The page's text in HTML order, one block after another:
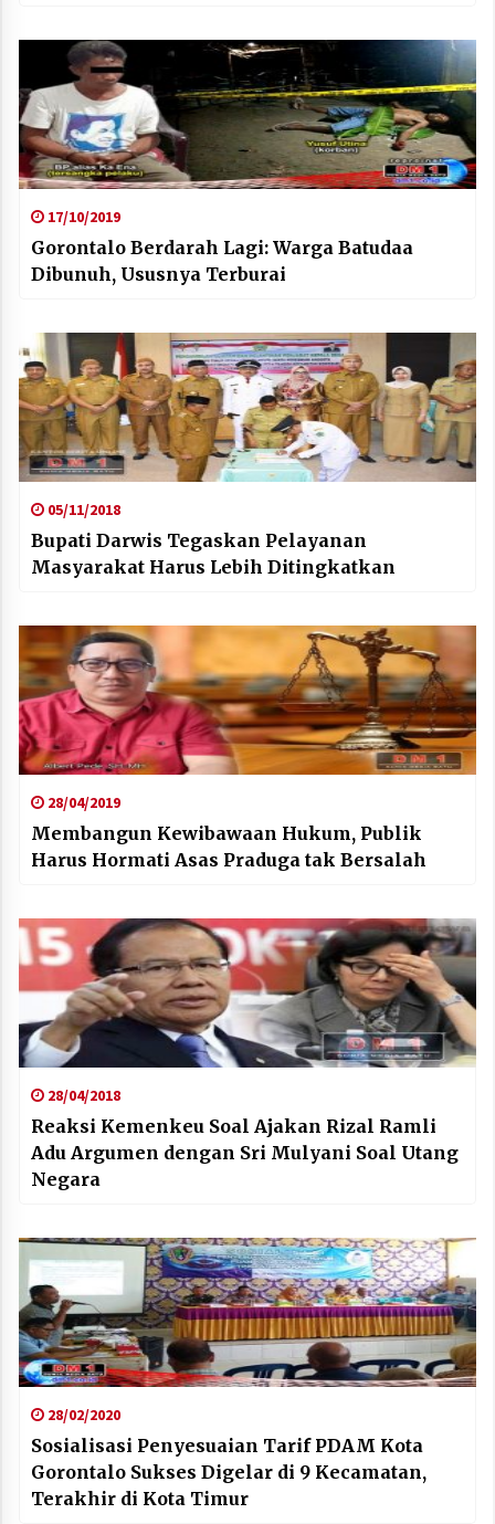
17/10/2019
Gorontalo Berdarah Lagi: Warga Batudaa
Dibunuh, Ususnya Terburai
05/11/2018
Bupati Darwis Tegaskan Pelayanan
Masyarakat Harus Lebih Ditingkatkan
28/04/2019
Membangun Kewibawaan Hukum, Publik
Harus Hormati Asas Praduga tak Bersalah
28/04/2018
Reaksi Kemenkeu Soal Ajakan Rizal Ramli
Adu Argumen dengan Sri Mulyani Soal Utang
Negara
28/02/2020
Sosialisasi Penyesuaian Tarif PDAM Kota
Gorontalo Sukses Digelar di 9 Kecamatan,
Terakhir di Kota Timur